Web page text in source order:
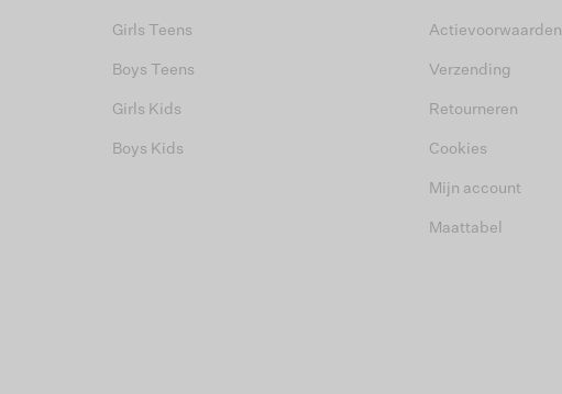
Girls Teens
Boys Teens
Girls Kids
Boys Kids
Actievoorwaarden
Verzending
Retourneren
Cookies
Mijn account
Maattabel